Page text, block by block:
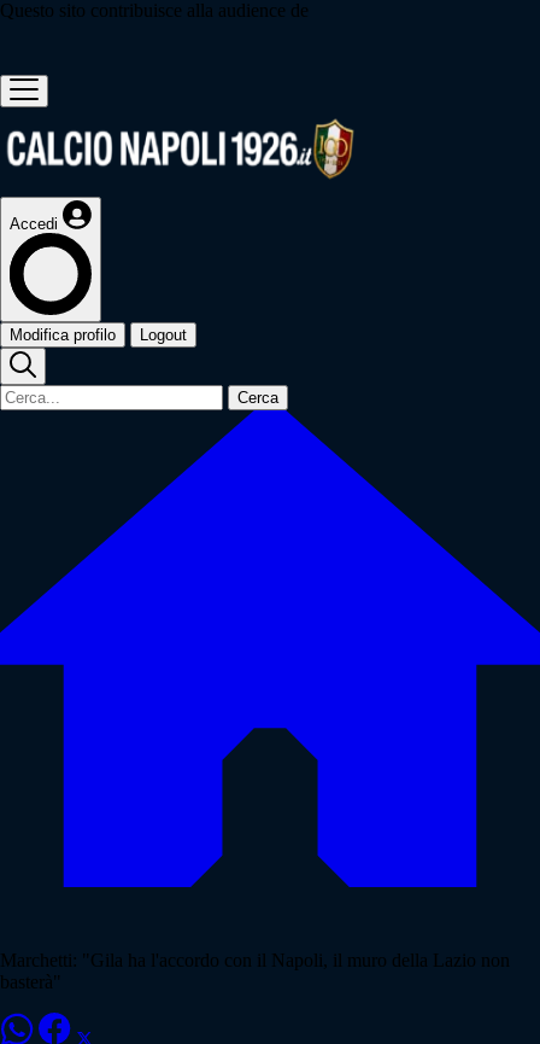
Questo sito contribuisce alla audience de
Accedi
Modifica profilo Logout
Cerca
Marchetti: "Gila ha l'accordo con il Napoli, il muro della Lazio non
basterà"